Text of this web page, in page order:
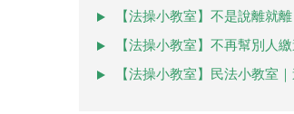
【法操小教室】不是說離就
【法操小教室】不再幫別人
【法操小教室】民法小教室